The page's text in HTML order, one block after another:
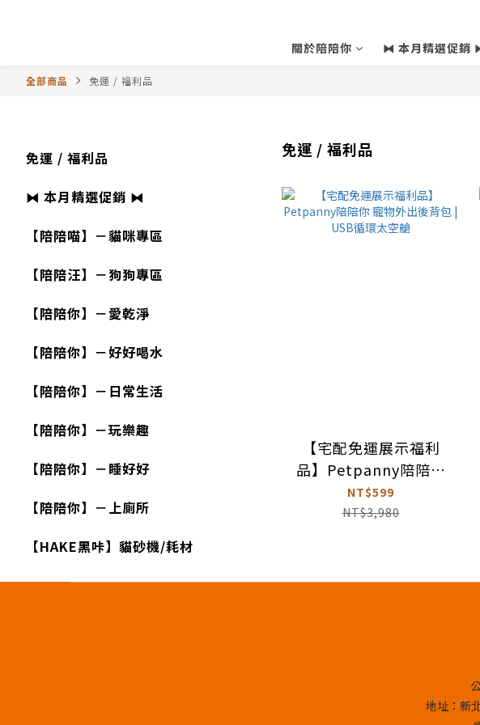
關於陪陪你 ⧓ 本月精選促銷
全部商品 免運 / 福利品
免運 / 福利品
⧓ 本月精選促銷 ⧓
【陪陪喵】－貓咪專區
【陪陪汪】－狗狗專區
【陪陪你】－愛乾淨
【陪陪你】－好好喝水
【陪陪你】－日常生活
【陪陪你】－玩樂趣
【陪陪你】－睡好好
【陪陪你】－上廁所
【HAKE黑咔】貓砂機/耗材
免運 / 福利品
【宅配免運展示福利
品】Petpanny陪陪你
寵物外出後背包 | USB
循環太空艙
NT$599
NT$3,980
地址：新